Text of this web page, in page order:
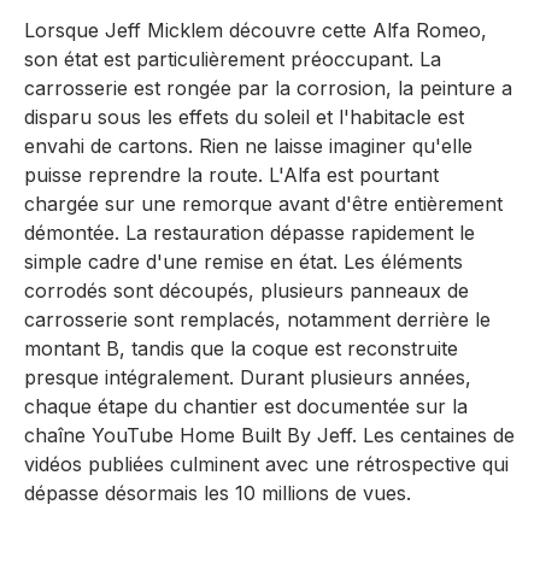
Lorsque Jeff Micklem découvre cette Alfa Romeo,
son état est particulièrement préoccupant. La
carrosserie est rongée par la corrosion, la peinture a
disparu sous les effets du soleil et l'habitacle est
envahi de cartons. Rien ne laisse imaginer qu'elle
puisse reprendre la route. L'Alfa est pourtant
chargée sur une remorque avant d'être entièrement
démontée. La restauration dépasse rapidement le
simple cadre d'une remise en état. Les éléments
corrodés sont découpés, plusieurs panneaux de
carrosserie sont remplacés, notamment derrière le
montant B, tandis que la coque est reconstruite
presque intégralement. Durant plusieurs années,
chaque étape du chantier est documentée sur la
chaîne YouTube Home Built By Jeff. Les centaines de
vidéos publiées culminent avec une rétrospective qui
dépasse désormais les 10 millions de vues.